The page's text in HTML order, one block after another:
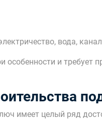
вода,
особенности и требует
имеет целый ряд